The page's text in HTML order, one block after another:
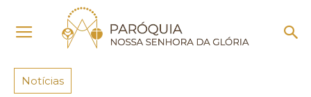
Notícias
Notícias